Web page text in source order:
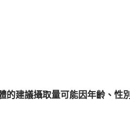
建議攝取量可能因年齡、性